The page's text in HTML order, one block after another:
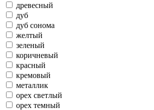
древесный
дуб
дуб сонома
желтый
зеленый
коричневый
красный
кремовый
металлик
орех светлый
орех темный